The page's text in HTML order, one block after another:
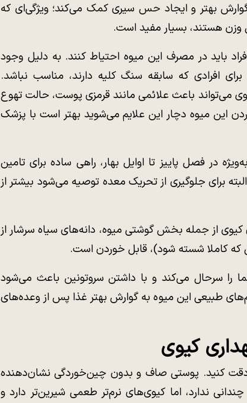
گوارش بهتر و ایجاد حس سیری کمک می‌کند؛ ویژگی‌ای که
وزن هستند، بسیار مفید است.
باید در مصرف این میوه احتیاط کنند. به دلیل وجود
افرادی که سابقه سنگ کلیه دارند، مناسب نباشد.
می‌تواند باعث علائمی مانند قرمزی پوست، حالت تهوع
این میوه دچار این علایم می‌شوید بهتر است با پزشک
در فصل پاییز تا اوایل بهار، راهی ساده برای تامین
برای جلوگیری از تحریک معده توصیه می‌شود بیشتر از
از جمله بخش گوشتی میوه، دانه‌های سیاه سرشار از
کاملا شسته شود)، قابل خوردن است.
را سرحال می‌کند و با داشتن سروتونین باعث می‌شود
طبیعی این میوه به گوارش بهتر غذا پس از وعده‌های
کیوی
دقت کنید. پوستی صاف و بدون چین‌خوردگی نشان‌دهنده
ندارد، اما کیوی‌های نرم‌تر طعمی شیرین‌تر دارد و